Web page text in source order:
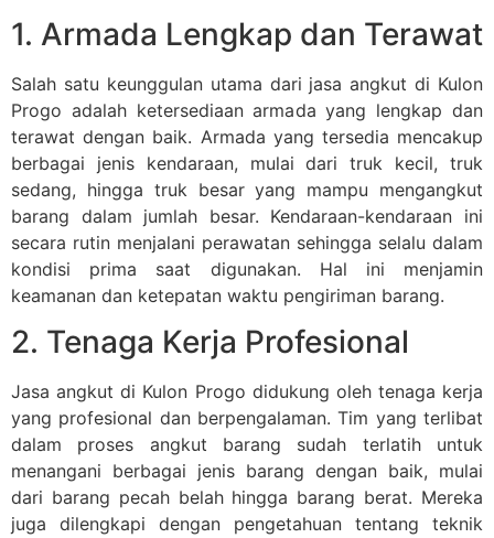
1. Armada Lengkap dan Terawat
Salah satu keunggulan utama dari jasa angkut di Kulon
Progo adalah ketersediaan armada yang lengkap dan
terawat dengan baik. Armada yang tersedia mencakup
berbagai jenis kendaraan, mulai dari truk kecil, truk
sedang, hingga truk besar yang mampu mengangkut
barang dalam jumlah besar. Kendaraan-kendaraan ini
secara rutin menjalani perawatan sehingga selalu dalam
kondisi prima saat digunakan. Hal ini menjamin
keamanan dan ketepatan waktu pengiriman barang.
2. Tenaga Kerja Profesional
Jasa angkut di Kulon Progo didukung oleh tenaga kerja
yang profesional dan berpengalaman. Tim yang terlibat
dalam proses angkut barang sudah terlatih untuk
menangani berbagai jenis barang dengan baik, mulai
dari barang pecah belah hingga barang berat. Mereka
juga dilengkapi dengan pengetahuan tentang teknik